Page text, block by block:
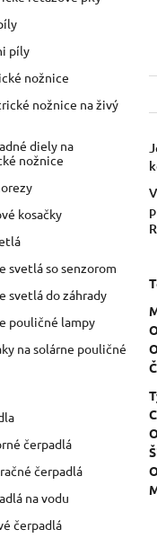
píly
nožnice
nožnice na živý
diely na
nožnice
kosačky
svetlá so senzorom
svetlá do záhrady
pouličné lampy
na solárne pouličné
čerpadlá
čerpadlá
na vodu
čerpadlá